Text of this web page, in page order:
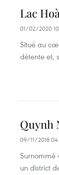
Lac
01/02/2020
Situé au
détente et,
Quynh
09/11/2018
Surnommé
un district